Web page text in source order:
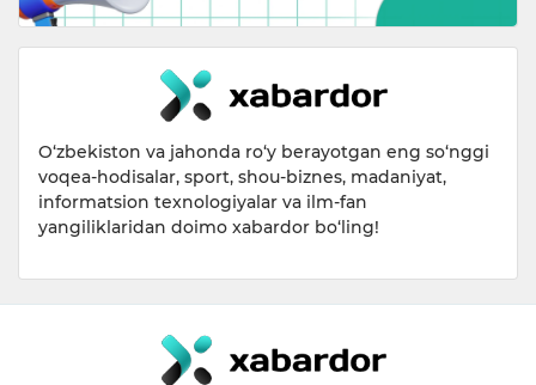
O‘zbekiston va jahonda ro‘y berayotgan eng so‘nggi
voqea-hodisalar, sport, shou-biznes, madaniyat,
informatsion texnologiyalar va ilm-fan
yangiliklaridan doimo xabardor bo‘ling!